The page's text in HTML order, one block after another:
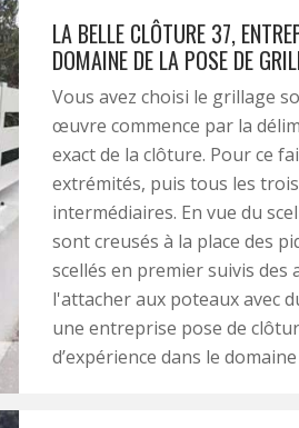
LA BELLE CLÔTURE 37,
DOMAINE DE LA POSE DE
Vous avez choisi le grillage
œuvre commence par la
exact de la clôture. Pour ce
extrémités, puis tous les
intermédiaires. En vue du
sont creusés à la place des
scellés en premier suivis
l'attacher aux poteaux avec
une entreprise pose de
d’expérience dans le